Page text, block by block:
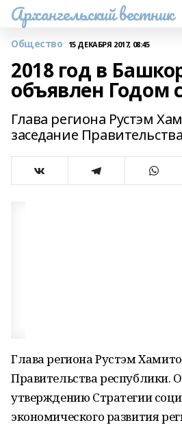
Архангельский вестник
Общество 15 ДЕКАБРЯ 2017, 08:45
2018 год в
объявлен Годом
Глава региона Рустэм
заседание
Глава региона Рустэм
Правительства республики.
утверждению Стратегии
экономического развития